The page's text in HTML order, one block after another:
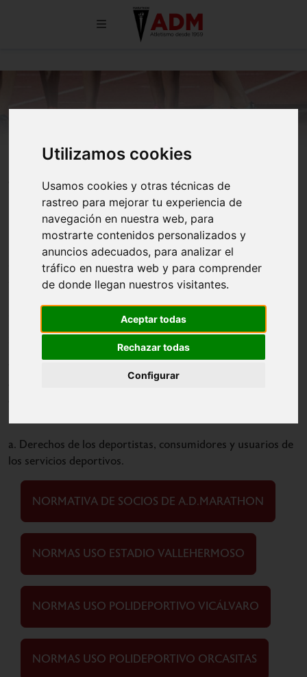
Utilizamos cookies
Usamos cookies y otras técnicas de
rastreo para mejorar tu experiencia de
navegación en nuestra web, para
mostrarte contenidos personalizados y
anuncios adecuados, para analizar el
tráfico en nuestra web y para comprender
de donde llegan nuestros visitantes.
Aceptar todas
Rechazar todas
Configurar
del Consejo de Gobierno, por el que se aprueba el
Reglamento de desarrollo parcial de la Ley 6/2016, de 24 de
noviembre, por la que se ordena el ejercicio de las
profesiones del deporte en la Comunidad de Madrid, en
relación con la comunicación previa y los procedimientos de
acreditación para el ejercicio de las profesiones del deporte,
así como el aseguramiento de la responsabilidad civil por la
sus socios la siguiente información.
Según el Artículo 5, Publicidad de los servicios deportivos:
deportiva en los que se oferten o presten servicios
a. Derechos de los deportistas, consumidores y usuarios de
los servicios deportivos.
NORMATIVA DE SOCIOS DE A.D.MARATHON
NORMAS USO ESTADIO VALLEHERMOSO
NORMAS USO POLIDEPORTIVO VICÁLVARO
NORMAS USO POLIDEPORTIVO ORCASITAS